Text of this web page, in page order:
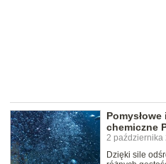
chemiczne
2 października
Dzięki sile